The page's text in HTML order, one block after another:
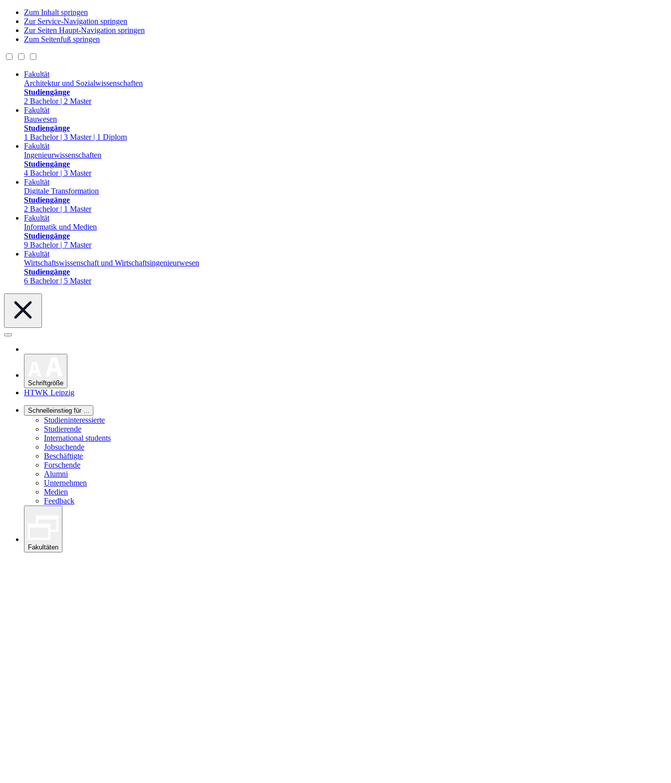
Zum Inhalt springen
Zur Service-Navigation springen
Zur Seiten Haupt-Navigation springen
Zum Seitenfuß springen
Fakultät
Architektur und Sozialwissenschaften
Studiengänge
2 Bachelor | 2 Master
Fakultät
Bauwesen
Studiengänge
1 Bachelor | 3 Master | 1 Diplom
Fakultät
Ingenieurwissenschaften
Studiengänge
4 Bachelor | 3 Master
Fakultät
Digitale Transformation
Studiengänge
2 Bachelor | 1 Master
Fakultät
Informatik und Medien
Studiengänge
9 Bachelor | 7 Master
Fakultät
Wirtschaftswissenschaft und Wirtschaftsingenieurwesen
Studiengänge
6 Bachelor | 5 Master
Schriftgröße
HTWK Leipzig
Schnelleinstieg für ...
Studieninteressierte
Studierende
International students
Jobsuchende
Beschäftigte
Forschende
Alumni
Unternehmen
Medien
Feedback
Fakultäten